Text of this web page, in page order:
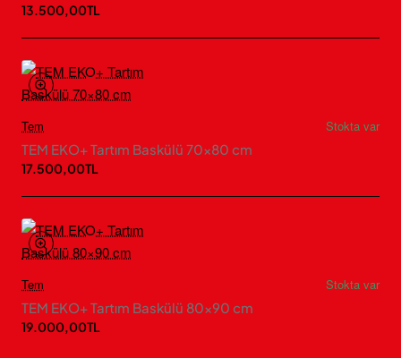
13.500,00TL
Tem
Stokta var
TEM EKO+ Tartım Baskülü 70×80 cm
17.500,00TL
Tem
Stokta var
TEM EKO+ Tartım Baskülü 80×90 cm
19.000,00TL